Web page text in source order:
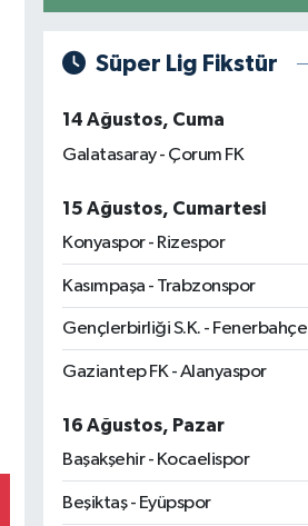
Süper Lig Fikstür
14 Ağustos, Cuma
Galatasaray - Çorum FK
15 Ağustos, Cumartesi
Konyaspor - Rizespor
Kasımpaşa - Trabzonspor
Gençlerbirliği S.K. - Fenerbahçe
Gaziantep FK - Alanyaspor
16 Ağustos, Pazar
Başakşehir - Kocaelispor
Beşiktaş - Eyüpspor